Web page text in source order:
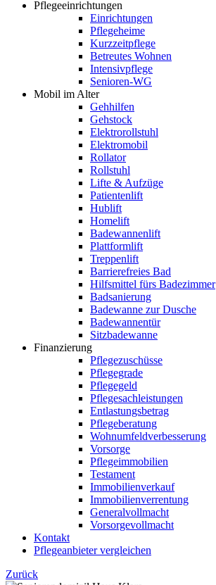
Pflegeeinrichtungen
Einrichtungen
Pflegeheime
Kurzzeitpflege
Betreutes Wohnen
Intensivpflege
Senioren-WG
Mobil im Alter
Gehhilfen
Gehstock
Elektrorollstuhl
Elektromobil
Rollator
Rollstuhl
Lifte & Aufzüge
Patientenlift
Hublift
Homelift
Badewannenlift
Plattformlift
Treppenlift
Barrierefreies Bad
Hilfsmittel fürs Badezimmer
Badsanierung
Badewanne zur Dusche
Badewannentür
Sitzbadewanne
Finanzierung
Pflegezuschüsse
Pflegegrade
Pflegegeld
Pflegesachleistungen
Entlastungsbetrag
Pflegeberatung
Wohnumfeldverbesserung
Vorsorge
Pflegeimmobilien
Testament
Immobilienverkauf
Immobilienverrentung
Generalvollmacht
Vorsorgevollmacht
Kontakt
Pflegeanbieter vergleichen
Zurück